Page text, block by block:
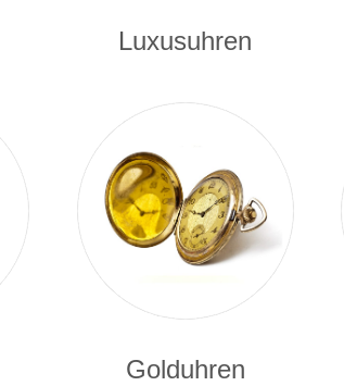
Luxusuhren
Golduhren